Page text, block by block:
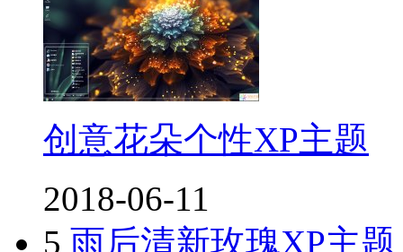
创意花朵个性XP主题
2018-06-11
5 雨后清新玫瑰XP主题